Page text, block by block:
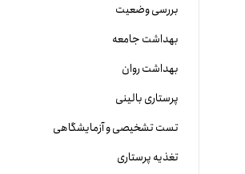
بررسی وضعیت
بهداشت جامعه
بهداشت روان
پرستاری بالینی
تست تشخیصی و آزمایشگاهی
تغذیه پرستاری